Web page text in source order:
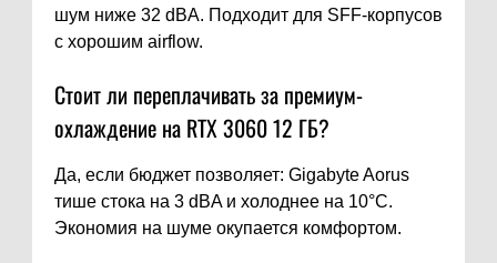
шум ниже 32 dBA. Подходит для SFF-корпусов
с хорошим airflow.
Стоит ли переплачивать за премиум-
охлаждение на RTX 3060 12 ГБ?
Да, если бюджет позволяет: Gigabyte Aorus
тише стока на 3 dBA и холоднее на 10°C.
Экономия на шуме окупается комфортом.